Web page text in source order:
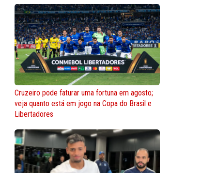
Cruzeiro pode faturar uma fortuna em agosto;
veja quanto está em jogo na Copa do Brasil e
Libertadores